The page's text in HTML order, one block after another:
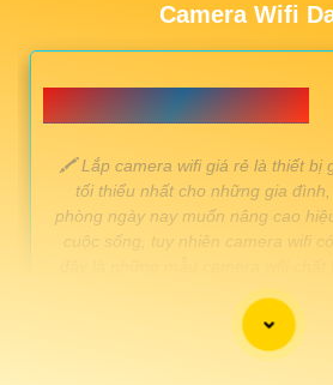
Camera Wifi
📗 Lắp camera wifi Giá Rẻ 💎
️🖍 Lắp camera wifi giá rẻ là thiết bị
tối thiểu nhất cho những gia
phòng ngày nay muốn nâng cao
cuộc sống, tuy nhiên camera wifi